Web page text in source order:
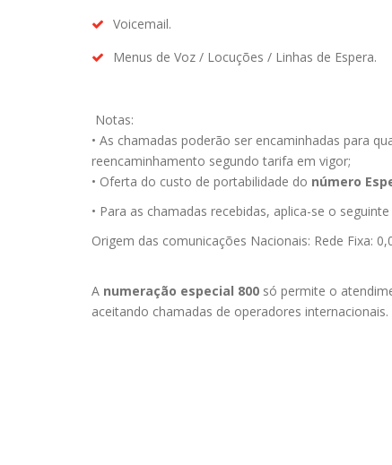
Voicemail.
Menus de Voz / Locuções / Linhas de Espera.
Notas:
• As chamadas poderão ser encaminhadas para
reencaminhamento segundo tarifa em vigor;
• Oferta do custo de portabilidade do número
• Para as chamadas recebidas, aplica-se o
Origem das comunicações Nacionais: Rede Fixa:
A numeração especial 800 só permite o
aceitando chamadas de operadores internacionais.